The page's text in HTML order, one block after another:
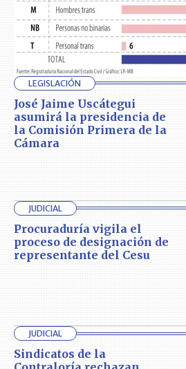
LEGISLACIÓN
José Jaime Uscátegui
asumirá la presidencia de
la Comisión Primera de la
Cámara
JUDICIAL
Procuraduría vigila el
proceso de designación de
representante del Cesu
JUDICIAL
Sindicatos de la